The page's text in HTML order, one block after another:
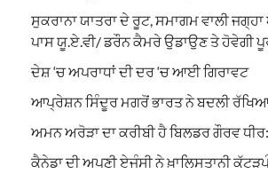
ਸੁਕਰਾਨਾ ਯਾਤਰਾ ਦੇ ਰੂਟ, ਸਮਾਗਮ ਵਾਲੀ
ਪਾਸ ਯੂ.ਏ.ਵੀ/ ਡਰੌਨ ਕੈਮਰੇ ਉਡਾਉਣ ਤੇ ਹੋਵੇਗੀ
ਦੇਸ਼ ‘ਚ ਅਪਰਾਧਾਂ ਦੀ ਦਰ ‘ਚ ਆਈ ਗਿਰਾਵਟ
ਆਪ੍ਰੇਸ਼ਨ ਸਿੰਦੂਰ ਮਗਰੋਂ ਭਾਰਤ ਨੇ ਬਦਲੀ ਰੱਖਿਆ
ਅਮਨ ਅਰੋੜਾ ਦਾ ਕਰੀਬੀ ਹੈ ਬਿਲਡਰ ਗੌਰਵ
ਕੈਨੇਡਾ ਦੀ ਅਪਣੀ ਏਜੰਸੀ ਨੇ ਖ਼ਾਲਿਸਤਾਨੀ